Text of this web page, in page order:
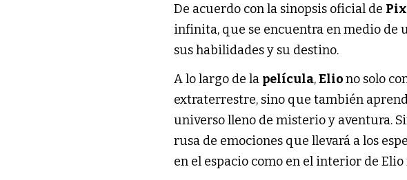
De acuerdo con la sinopsis oficial de
infinita, que se encuentra en medio de
sus habilidades y su destino.
A lo largo de la película,Eliono solo
extraterrestre, sino que también
universo lleno de misterio y aventura.
rusa de emociones que llevará a los
en el espacio como en el interior de Elio